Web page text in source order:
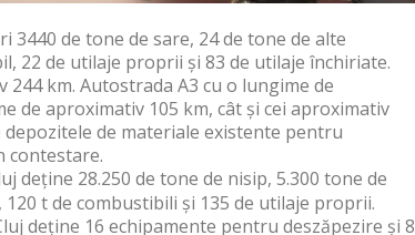
3440 de tone de sare, 24 de tone de alte
22 de utilaje proprii și 83 de utilaje închiriate.
km. Autostrada A3 cu o lungime de
de aproximativ 105 km, cât și cei aproximativ
de materiale existente pentru
contestare.
deține 28.250 de tone de nisip, 5.300 tone de
t de combustibili și 135 de utilaje proprii.
deține 16 echipamente pentru deszăpezire și 8